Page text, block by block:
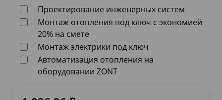
Проектирование инженерных систем
Монтаж отопления под ключ с экономией
20% на смете
Монтаж электрики под ключ
Автоматизация отопления на
оборудовании ZONT